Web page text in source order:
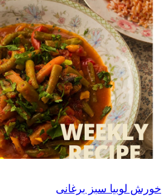
خورش لوبیا سبز برغانی